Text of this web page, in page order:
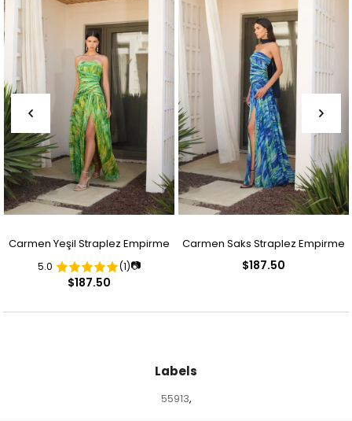
Carmen Yeşil Straplez Empirme
Abiye Elbise
5.0 (1)📷
$187.50
Carmen Saks Straplez Empirme
$187.50
Labels
55913,